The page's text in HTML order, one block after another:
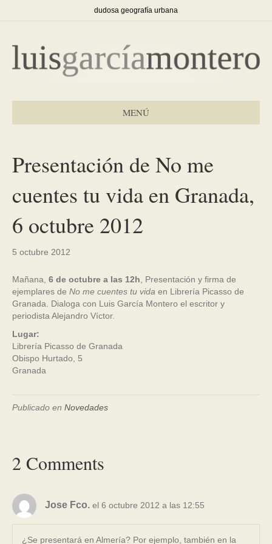
dudosa geografía urbana
MENÚ
Presentación de No me
cuentes tu vida en Granada,
6 octubre 2012
5 octubre 2012
Mañana, 6 de octubre a las 12h , Presentación y firma de
ejemplares de No me cuentes tu vida en Librería Picasso de
Granada. Dialoga con Luis García Montero el escritor y
periodista Alejandro Víctor.
Lugar:
Librería Picasso de Granada
Obispo Hurtado, 5
Granada
Publicado en Novedades
2 Comments
Jose Fco. el 6 octubre 2012 a las 12:55
¿Se presentará en Almería? Por ejemplo, también en la